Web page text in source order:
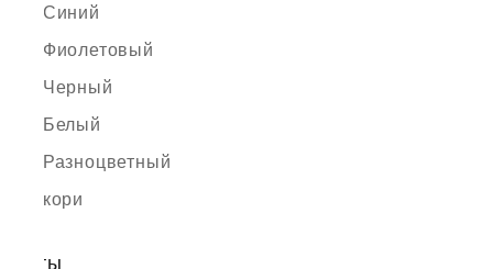
Синий
Фиолетовый
Черный
Белый
Разноцветный
кори
Цветы